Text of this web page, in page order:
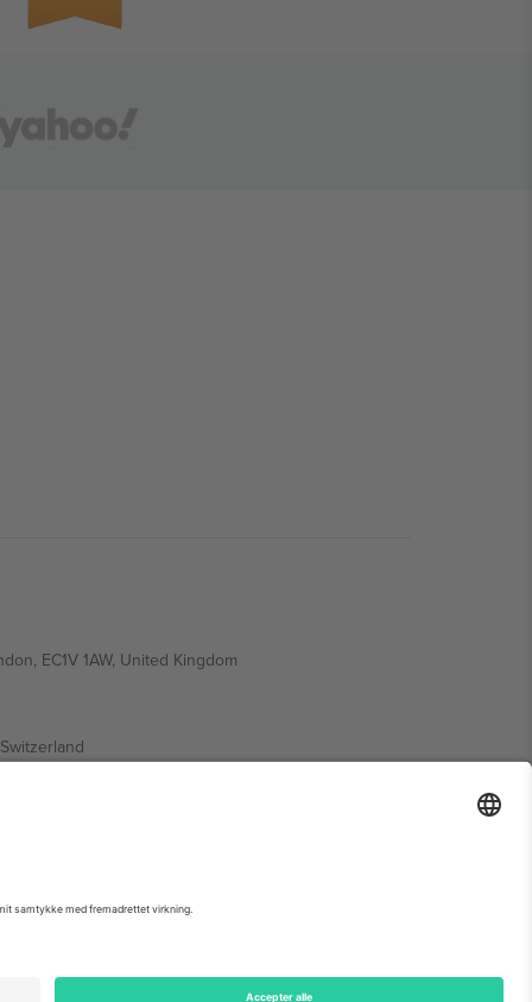
EC1V 1AW, United Kingdom